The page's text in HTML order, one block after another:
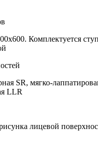
Комплектуется
SR, мягко-
LLR
лицевой